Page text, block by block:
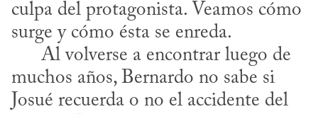
culpa del protagonista. Veamos cómo
surge y cómo ésta se enreda.
muchos años, Bernardo no sabe si
Josué recuerda o no el accidente del